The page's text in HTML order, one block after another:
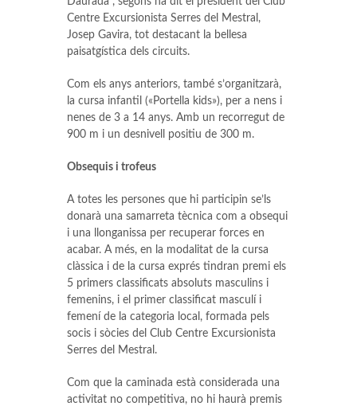
Centre Excursionista Serres del Mestral,
Josep Gavira, tot destacant la bellesa
paisatgística dels circuits.
Com els anys anteriors, també s’organitzarà,
la cursa infantil («Portella kids»), per a nens i
nenes de 3 a 14 anys. Amb un recorregut de
900 m i un desnivell positiu de 300 m.
Obsequis i trofeus
A totes les persones que hi participin se’ls
donarà una samarreta tècnica com a obsequi
i una llonganissa per recuperar forces en
acabar. A més, en la modalitat de la cursa
clàssica i de la cursa exprés tindran premi els
5 primers classificats absoluts masculins i
femenins, i el primer classificat masculí i
femení de la categoria local, formada pels
socis i sòcies del Club Centre Excursionista
Serres del Mestral.
Com que la caminada està considerada una
activitat no competitiva, no hi haurà premis